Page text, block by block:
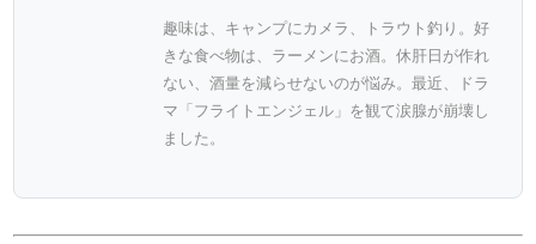
趣味は、キャンプにカメラ、トラウト釣り。好
きな食べ物は、ラーメンにお酒。休肝日が作れ
ない、酒量を減らせないのが悩み。最近、ドラ
マ「フライトエンジェル」を観て涙腺が崩壊し
ました。